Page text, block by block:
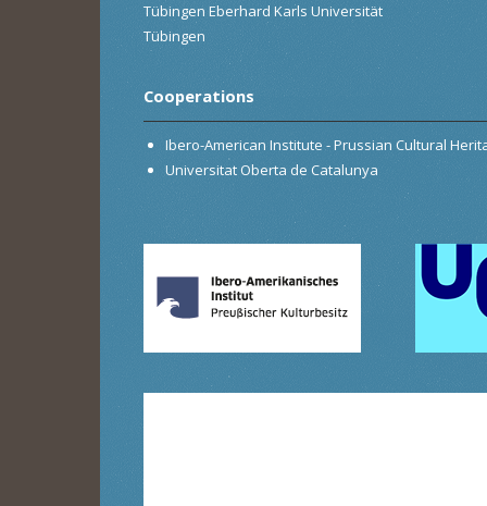
Tübingen Eberhard Karls Universität
Tübingen
Cooperations
Ibero-American Institute - Prussian Cultural
Universitat Oberta de Catalunya